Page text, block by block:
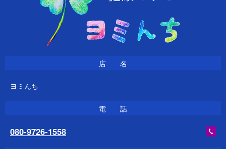
店 名
ヨミんち
電 話
080-9726-1558